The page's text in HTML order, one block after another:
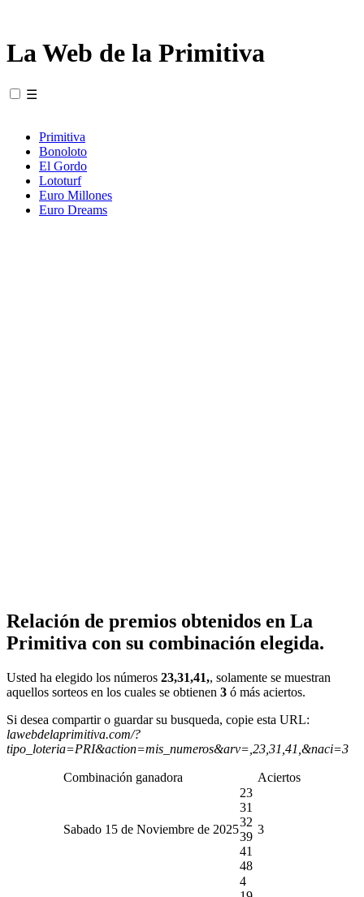
La Web de la Primitiva
☰
Primitiva
Bonoloto
El Gordo
Lototurf
Euro Millones
Euro Dreams
Relación de premios obtenidos en La
Primitiva con su combinación elegida.
Usted ha elegido los números 23,31,41,, solamente se muestran
aquellos sorteos en los cuales se obtienen 3 ó más aciertos.
Si desea compartir o guardar su busqueda, copie esta URL:
lawebdelaprimitiva.com/?
tipo_loteria=PRI&action=mis_numeros&arv=,23,31,41,&naci=3
Combinación ganadora Aciertos
Sabado 15 de Noviembre de 2025
23
31
32
39
41
48
3
4